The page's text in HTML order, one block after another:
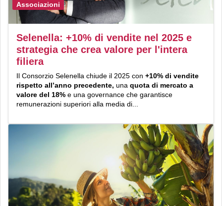
Associazioni
Selenella: +10% di vendite nel 2025 e
strategia che crea valore per l'intera
filiera
Il Consorzio Selenella chiude il 2025 con +10% di vendite
rispetto all’anno precedente, una quota di mercato a
valore del 18% e una governance che garantisce
remunerazioni superiori alla media di...